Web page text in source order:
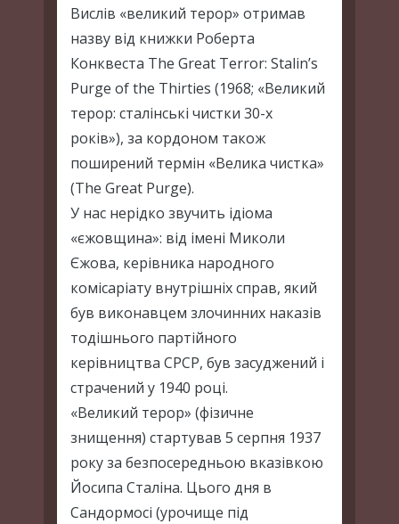
Вислів «великий терор» отримав
назву від книжки Роберта
Конквеста The Great Terror: Stalin’s
Purge of the Thirties (1968; «Великий
терор: сталінські чистки 30-х
років»), за кордоном також
поширений термін «Велика чистка»
(The Great Purge).
У нас нерідко звучить ідіома
«єжовщина»: від імені Миколи
Єжова, керівника народного
комісаріату внутрішніх справ, який
був виконавцем злочинних наказів
тодішнього партійного
керівництва СРСР, був засуджений і
страчений у 1940 році.
«Великий терор» (фізичне
знищення) стартував 5 серпня 1937
року за безпосередньою вказівкою
Йосипа Сталіна. Цього дня в
Сандормосі (урочище під